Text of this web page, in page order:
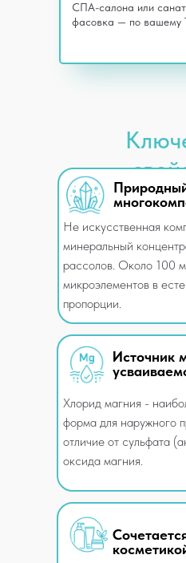
СПА-салона или
фасовка — по вашему
Источник
Хлорид магния -
форма для наружного
отличие от сульфата
оксида магния.
Не искусственная
минеральный
рассолов. Около 100
микроэлементов в
пропорции.